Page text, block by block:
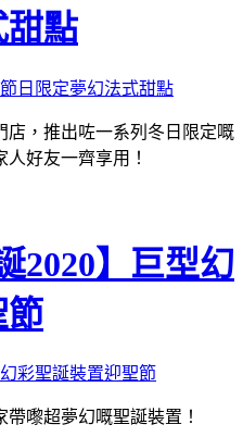
甜點
店，推出咗一系列冬日限定嘅
好友一齊享用！
2020】巨型幻
節
嚟超夢幻嘅聖誕裝置！